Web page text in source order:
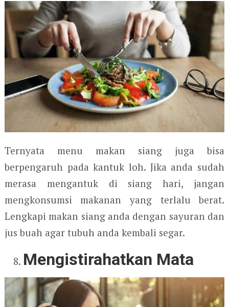
Ternyata menu makan siang juga bisa
berpengaruh pada kantuk loh. Jika anda sudah
merasa mengantuk di siang hari, jangan
mengkonsumsi makanan yang terlalu berat.
Lengkapi makan siang anda dengan sayuran dan
jus buah agar tubuh anda kembali segar.
Mengistirahatkan Mata